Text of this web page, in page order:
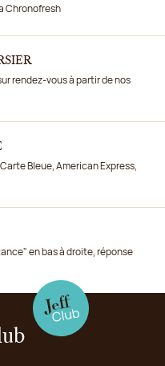
Chronofresh
rendez-vous à partir de nos
Bleue, American Express,
en bas à droite, réponse